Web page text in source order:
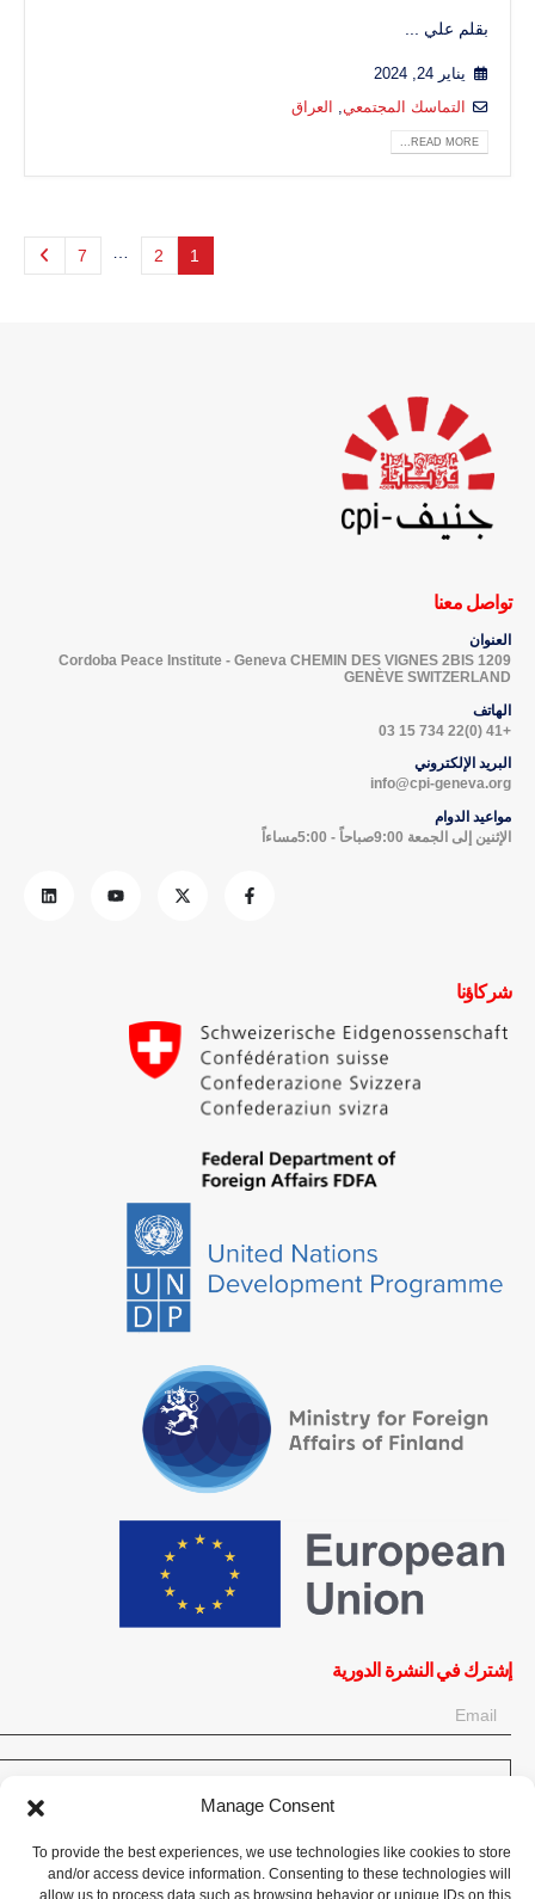
Manage Consent
To provide the best experiences, we use technologies like cookies to store
and/or access device information. Consenting to these technologies will
allow us to process data such as browsing behavior or unique IDs on this
بقلم علي ...
يناير 24, 2024
التماسك المجتمعي
العراق
READ MORE...
1
2
…
7
تواصل معنا
العنوان
Cordoba Peace Institute - Geneva CHEMIN DES VIGNES 2BIS 1209
GENÈVE SWITZERLAND
الهاتف
+41 (0)22 734 15 03
البريد الإلكتروني
info@cpi-geneva.org
مواعيد الدوام
الإثنين إلى الجمعة 9:00صباحاً - 5:00مساءاً
شركاؤنا
إشترك في النشرة الدورية
على النشرة الإخبارية: